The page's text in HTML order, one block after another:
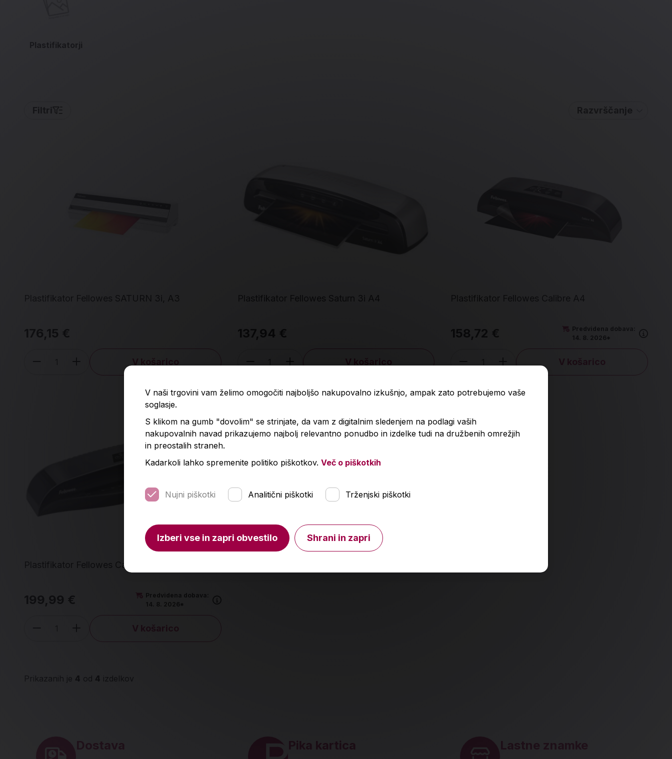
Plastifikatorji
Filtri
Razvrščanje
Plastifikator Fellowes SATURN 3i, A3
176,15 €
Količina
V košarico
Plastifikator Fellowes Saturn 3i A4
137,94 €
Količina
V košarico
Plastifikator Fellowes Calibre A4
158,72 €
Predvidena dobava:
14. 8. 2026*
Količina
V košarico
Plastifikator Fellowes Calibre A3
199,99 €
Predvidena dobava:
14. 8. 2026*
V košarico
Prikazanih je 4 od 4 izdelkov
Dostava Pika kartica Lastne znamke
V naši trgovini vam želimo omogočiti najboljšo nakupovalno izkušnjo, ampak zato potrebujemo vaše
soglasje.
S klikom na gumb "dovolim" se strinjate, da vam z digitalnim sledenjem na podlagi vaših
nakupovalnih navad prikazujemo najbolj relevantno ponudbo in izdelke tudi na družbenih omrežjih
in preostalih straneh.
Kadarkoli lahko spremenite politiko piškotkov. Več o piškotkih
Nujni piškotki Analitični piškotki Trženjski piškotki
Izberi vse in zapri obvestilo Shrani in zapri